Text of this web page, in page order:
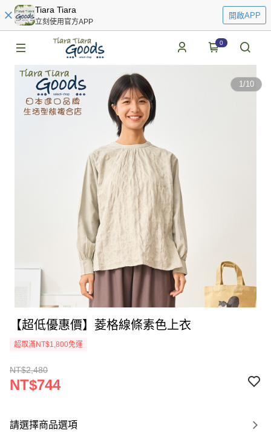
Tiara Tiara
立刻使用官方APP
開啟APP
0
1/10
【超低優惠價】菱格線條素色上衣
超取滿NT$1,800免運
NT$2,480
NT$744
請選擇商品選項